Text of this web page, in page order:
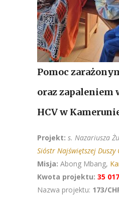
Pomoc
oraz zapaleniem
HCV w
Projekt: s. Nazariusza
Sióstr Najświętszej Duszy
Misja: Abong Mbang,
Kwota projektu: 35
Nazwa projektu: 173/